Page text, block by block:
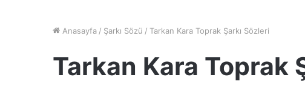
Anasayfa / Şarkı Sözü / Tarkan Kara Toprak Şarkı Sözleri
Tarkan Kara Toprak